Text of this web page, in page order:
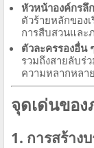
หัวหน้าองค์กรลึ
ตัวร้ายหลักของ
การสืบสวนและ
ตัวละครรองอื่น
รวมถึงสายลับร่
ความหลากหลา
จุดเด่นขอ
1. การสร้าง